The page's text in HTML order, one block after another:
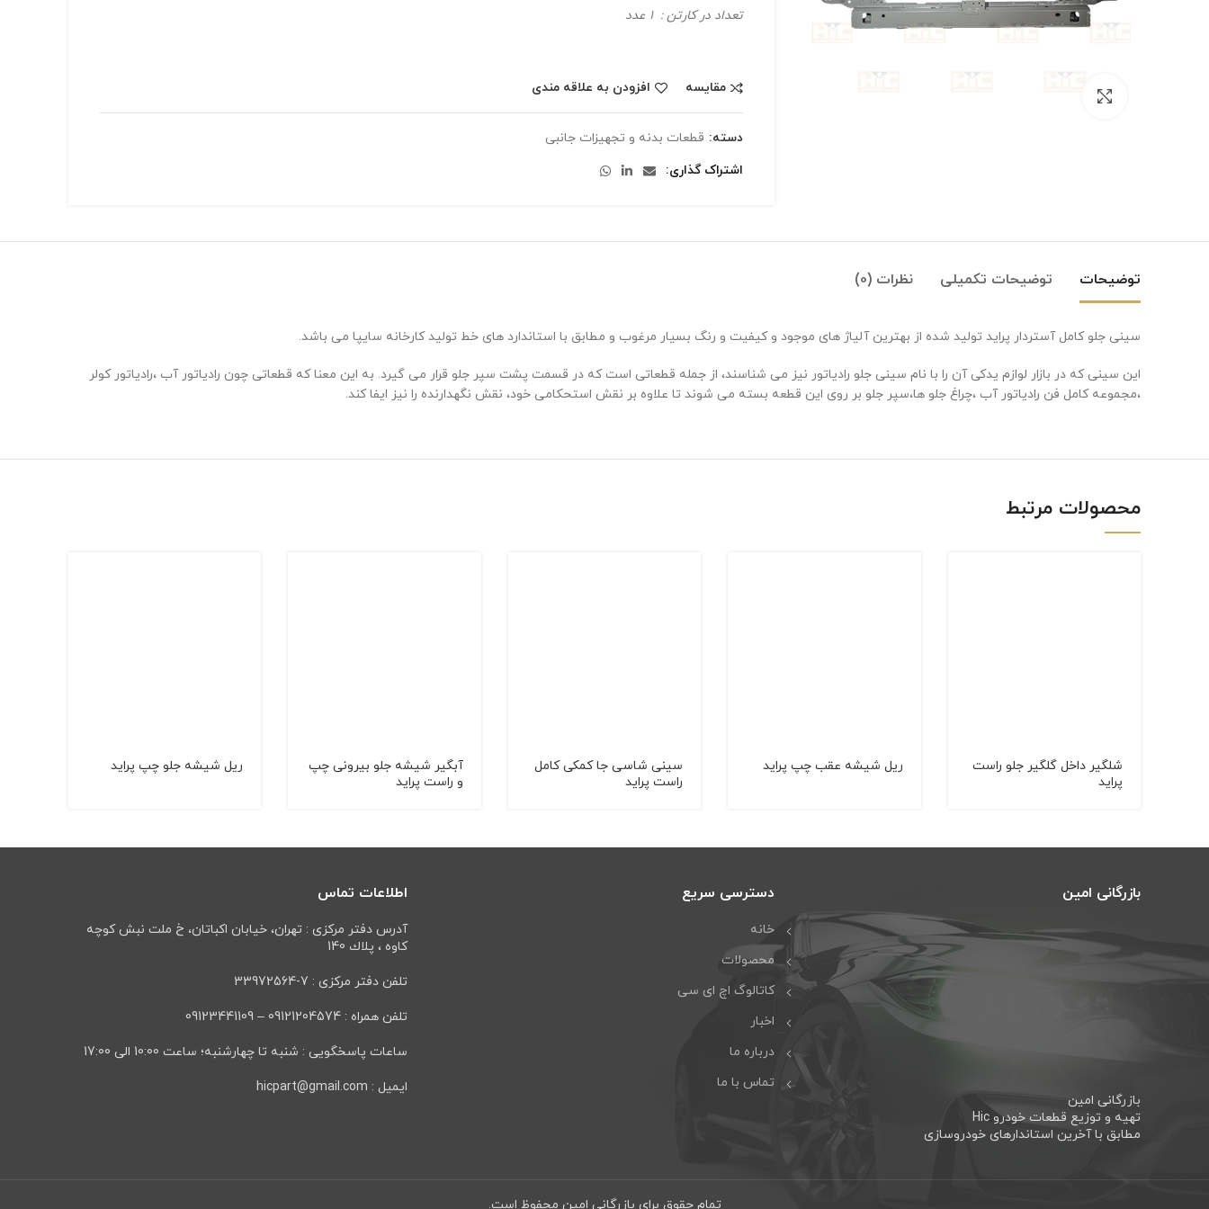
تعداد در کارتن : 1 عدد
مقایسه افزودن به علاقه مندی
دسته: قطعات بدنه و تجهیزات جانبی
اشتراک گذاری
توضیحات توضیحات تکمیلی نظرات (0)
سینی جلو کامل آستردار پراید تولید شده از بهترین آلیاژ های موجود و کیفیت و رنگ بسیار مرغوب و مطابق با استاندارد های خط تولید کارخانه سایپا می باشد.
این سینی که در بازار لوازم یدکی آن را با نام سینی جلو رادیاتور نیز می شناسند، از جمله قطعاتی است که در قسمت پشت سپر جلو قرار می گیرد. به این معنا که قطعاتی چون رادیاتور آب ،رادیاتور کولر
،مجموعه کامل فن رادیاتور آب ،چراغ جلو ها،سپر جلو بر روی این قطعه بسته می شوند تا علاوه بر نقش استحکامی خود، نقش نگهدارنده را نیز ایفا کند.
محصولات مرتبط
شلگیر داخل گلگیر جلو راست
پراید
ریل شیشه عقب چپ پراید
سینی شاسی جا كمكی كامل
راست پراید
آبگیر شیشه جلو بیرونی چپ
و راست پراید
ریل شیشه جلو چپ پراید
بازرگانی امین
بازرگانی امین
تهیه و توزیع قطعات خودرو Hic
مطابق با آخرین استاندارهای خودروسازی
دسترسی سریع
خانه
محصولات
کاتالوگ اچ ای سی
اخبار
درباره ما
تماس با ما
اطلاعات تماس
آدرس دفتر مرکزی : تهران، خيابان اكباتان، خ ملت نبش كوچه
كاوه ، پلاك 140
تلفن دفتر مرکزی : 7-33972564
تلفن همراه : 09121204574 – 09123441109
ساعات پاسخگویی : شنبه تا چهارشنبه؛ ساعت 10:00 الی 17:00
ایمیل : hicpart@gmail.com
تمام حقوق برای بازرگانی امین محفوظ است.
WhatsApp